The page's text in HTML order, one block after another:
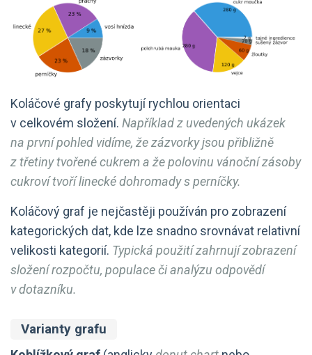
Koláčové grafy poskytují rychlou orientaci
v celkovém složení. Například z uvedených ukázek
na první pohled vidíme, že zázvorky jsou přibližně
z třetiny tvořené cukrem a že polovinu vánoční zásoby
cukroví tvoří linecké dohromady s perníčky.
Koláčový graf je nejčastěji používán pro zobrazení
kategorických dat, kde lze snadno srovnávat relativní
velikosti kategorií. Typická použití zahrnují zobrazení
složení rozpočtu, populace či analýzu odpovědí
v dotazníku.
Varianty grafu